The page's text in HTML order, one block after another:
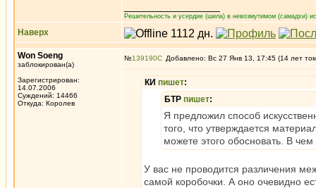
Решительность и усердие (шила) в невозмутимом (самадхи)
Наверх
Won Soeng
заблокирован(а)
Зарегистрирован:
14.07.2006
Суждений: 14466
Откуда: Королев
№139190 Добавлено: Вс 27 Янв 13, 17:45 (14 лет
КИ пишет:
БТР пишет:
Я предложил способ
того, что утверждается
можете этого обосновать. В
У вас не проводится различения
самой коробочки. А оно очевидно